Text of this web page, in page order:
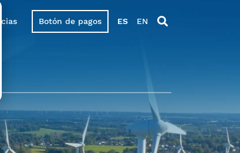
Botón de pagos ES EN